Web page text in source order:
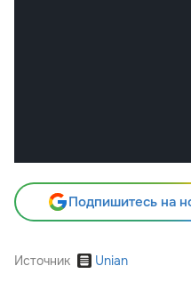
Подпишитесь на
Источник Unian